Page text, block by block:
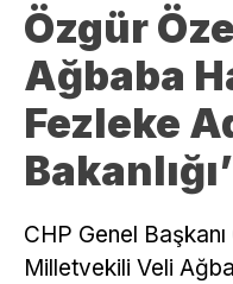
Özgür
Ağbaba
Fezleke
CHP Genel
Milletvekili Veli